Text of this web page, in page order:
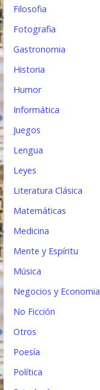
Filosofia
Fotografia
Gastronomia
Historia
Humor
Informática
Juegos
Lengua
Leyes
Literatura Clásica
Matemáticas
Medicina
Mente y Espíritu
Música
Negocios y Economia
No Ficción
Otros
Poesía
Política